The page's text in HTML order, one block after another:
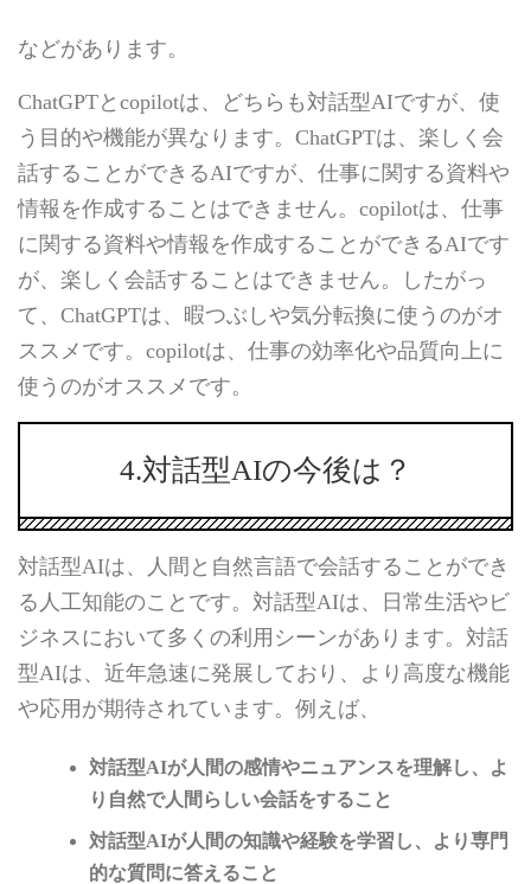
などがあります。
ChatGPTとcopilotは、どちらも対話型AIですが、使
う目的や機能が異なります。ChatGPTは、楽しく会
話することができるAIですが、仕事に関する資料や
情報を作成することはできません。copilotは、仕事
に関する資料や情報を作成することができるAIです
が、楽しく会話することはできません。したがっ
て、ChatGPTは、暇つぶしや気分転換に使うのがオ
ススメです。copilotは、仕事の効率化や品質向上に
使うのがオススメです。
4.対話型AIの今後は？
対話型AIは、人間と自然言語で会話することができ
る人工知能のことです。対話型AIは、日常生活やビ
ジネスにおいて多くの利用シーンがあります。対話
型AIは、近年急速に発展しており、より高度な機能
や応用が期待されています。例えば、
対話型AIが人間の感情やニュアンスを理解し、よ
り自然で人間らしい会話をすること
対話型AIが人間の知識や経験を学習し、より専門
的な質問に答えること